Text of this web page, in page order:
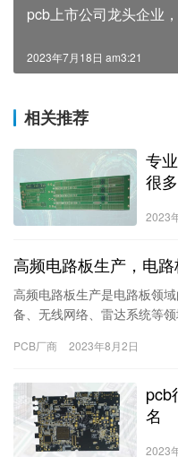
pcb上市公司龙头企业
2023年7月18日 am3:21
相关推荐
专
很
2023
高频电路板生产，电
高频电路板生产是电路板领
备、无线网络、雷达系统等
分。 在…
PCB厂商 2023年8月2日
pcb
名
2023